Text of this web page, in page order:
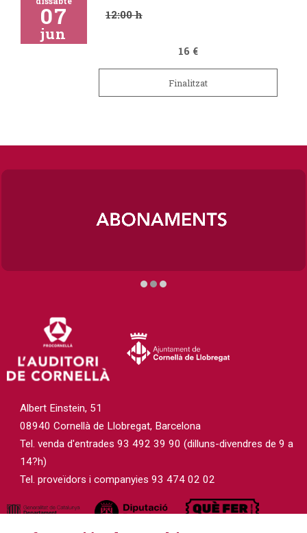
07
jun
12:00 h
16 €
Finalitzat
Albert Einstein, 51
08940 Cornellà de Llobregat, Barcelona
Tel. venda d'entrades 93 492 39 90 (dilluns-divendres de 9 a
14?h)
Tel. proveïdors i companyies 93 474 02 02